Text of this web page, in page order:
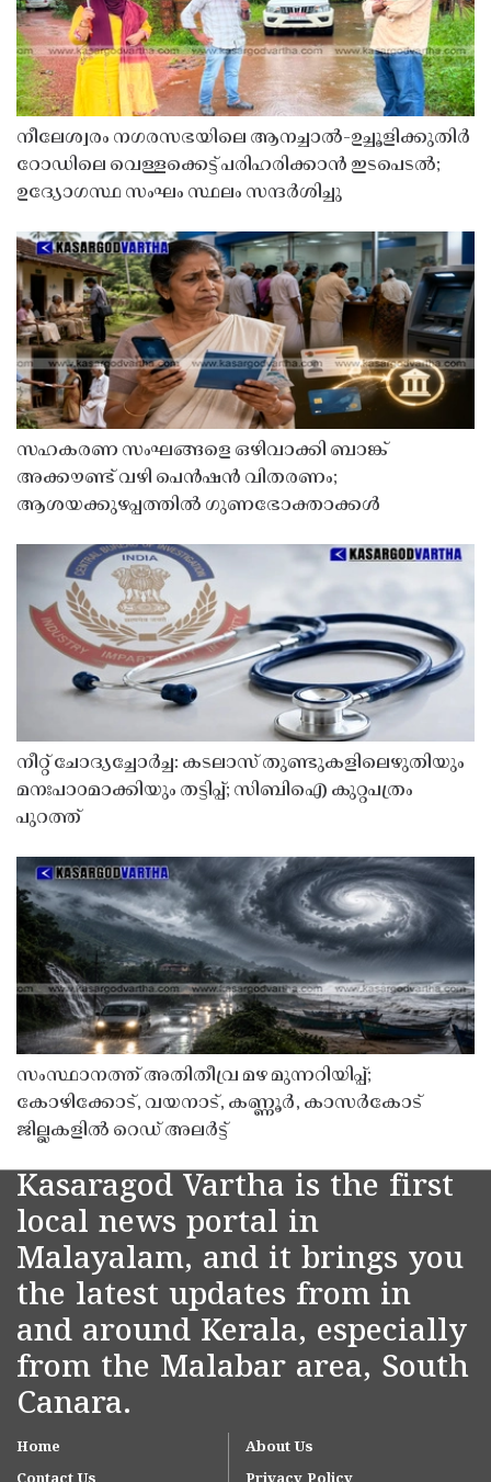
നീലേശ്വരം നഗരസഭയിലെ ആനച്ചാൽ-ഉച്ചൂളിക്കുതിർ
റോഡിലെ വെള്ളക്കെട്ട് പരിഹരിക്കാൻ ഇടപെടൽ;
ഉദ്യോഗസ്ഥ സംഘം സ്ഥലം സന്ദർശിച്ചു
സഹകരണ സംഘങ്ങളെ ഒഴിവാക്കി ബാങ്ക്
അക്കൗണ്ട് വഴി പെൻഷൻ വിതരണം;
ആശയക്കുഴപ്പത്തിൽ ഗുണഭോക്താക്കൾ
നീറ്റ് ചോദ്യച്ചോർച്ച: കടലാസ് തുണ്ടുകളിലെഴുതിയും
മനഃപാഠമാക്കിയും തട്ടിപ്പ്; സിബിഐ കുറ്റപത്രം
പുറത്ത്
സംസ്ഥാനത്ത് അതിതീവ്ര മഴ മുന്നറിയിപ്പ്;
കോഴിക്കോട്, വയനാട്, കണ്ണൂർ, കാസർകോട്
ജില്ലകളിൽ റെഡ് അലർട്ട്
Kasaragod Vartha is the first
local news portal in
Malayalam, and it brings you
the latest updates from in
and around Kerala, especially
from the Malabar area, South
Canara.
Home
About Us